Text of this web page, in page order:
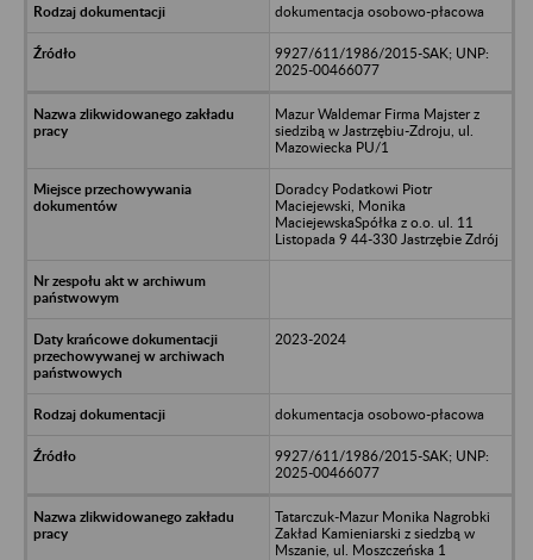
dokumentacja osobowo-płacowa
9927/611/1986/2015-SAK; UNP:
2025-00466077
Mazur Waldemar Firma Majster z
siedzibą w Jastrzębiu-Zdroju, ul.
Mazowiecka PU/1
Doradcy Podatkowi Piotr
Maciejewski, Monika
MaciejewskaSpółka z o.o. ul. 11
Listopada 9 44-330 Jastrzębie Zdrój
2023-2024
dokumentacja osobowo-płacowa
9927/611/1986/2015-SAK; UNP:
2025-00466077
Tatarczuk-Mazur Monika Nagrobki
Zakład Kamieniarski z siedzbą w
Mszanie, ul. Moszczeńska 1